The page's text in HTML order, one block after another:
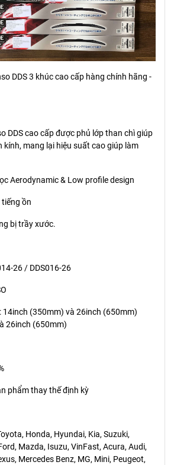
DDS 3 khúc cao cấp hàng chính hãng -
DDS cao cấp được phủ lớp than chì giúp
kính, mang lại hiệu suất cao giúp làm
Aerodynamic & Low profile design
tiếng ồn
bị trầy xước.
26 / DDS016-26
14inch (350mm) và 26inch (650mm)
26inch (650mm)
phẩm thay thế định kỳ
Honda, Hyundai, Kia, Suzuki,
Mazda, Isuzu, VinFast, Acura, Audi,
Mercedes Benz, MG, Mini, Peugeot,